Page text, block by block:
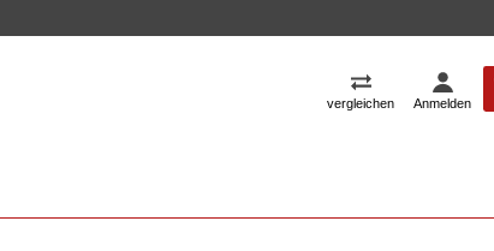
vergleichen Anmelden